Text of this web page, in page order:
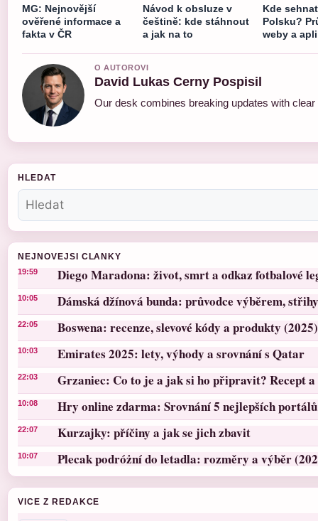
MG: Nejnovější
ověřené informace a
fakta v ČR
Návod k obsluze v
češtině: kde stáhnout
a jak na to
Kde
Polsku?
weby a
O AUTOROVI
David Lukas Cerny Pospisil
Our desk combines breaking updates with
HLEDAT
NEJNOVEJSI CLANKY
19:59 Diego Maradona: život, smrt a odkaz fotbalové
10:05 Dámská džínová bunda: průvodce výběrem,
22:05 Boswena: recenze, slevové kódy a produkty (2025)
10:03 Emirates 2025: lety, výhody a srovnání s Qatar
22:03 Grzaniec: Co to je a jak si ho připravit? Recept
10:08 Hry online zdarma: Srovnání 5 nejlepších portálů
22:07 Kurzajky: příčiny a jak se jich zbavit
10:07 Plecak podróżní do letadla: rozměry a výběr
VICE Z REDAKCE